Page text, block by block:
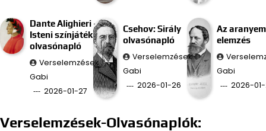
Dante Alighieri –
Isteni színjáték
olvasónapló
Verselemzések
Gabi
2026-01-27
Csehov: Sirály
olvasónapló
Verselemzések
Gabi
2026-01-26
Az
elemzés
Gabi
2026-
Verselemzések-Olvasónaplók: